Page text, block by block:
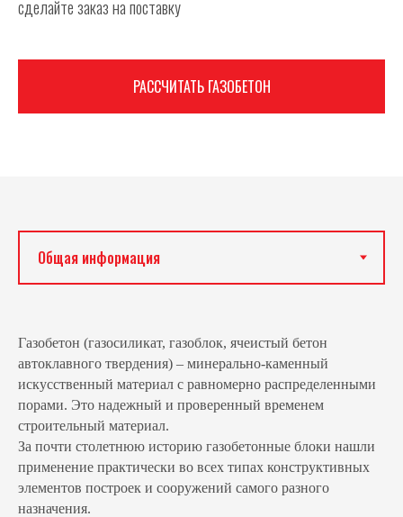
сделайте заказ на поставку
РАССЧИТАТЬ ГАЗОБЕТОН
Газобетон (газосиликат, газоблок, ячеистый бетон
автоклавного твердения) – минерально-каменный
искусственный материал с равномерно распределенными
порами. Это надежный и проверенный временем
строительный материал.
За почти столетнюю историю газобетонные блоки нашли
применение практически во всех типах конструктивных
элементов построек и сооружений самого разного
назначения.